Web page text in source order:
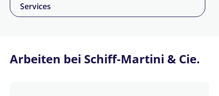
Services
Arbeiten bei Schiff-Martini & Cie.